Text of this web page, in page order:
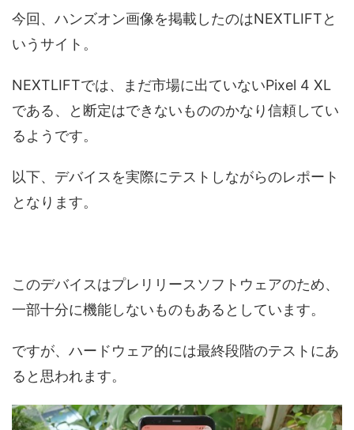
今回、ハンズオン画像を掲載したのはNEXTLIFTと
いうサイト。
NEXTLIFTでは、まだ市場に出ていないPixel 4 XL
である、と断定はできないもののかなり信頼してい
るようです。
以下、デバイスを実際にテストしながらのレポート
となります。
このデバイスはプレリリースソフトウェアのため、
一部十分に機能しないものもあるとしています。
ですが、ハードウェア的には最終段階のテストにあ
ると思われます。